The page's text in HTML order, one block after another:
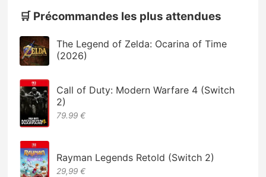
🛒 Précommandes les plus attendues
The Legend of Zelda: Ocarina of Time
(2026)
Call of Duty: Modern Warfare 4 (Switch
2)
79.99 €
Rayman Legends Retold (Switch 2)
29,99 €